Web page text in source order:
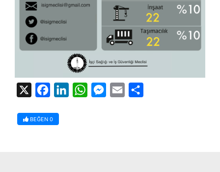
FacebookLinkedInWhatsAppMessenger
Email
BEĞEN 0